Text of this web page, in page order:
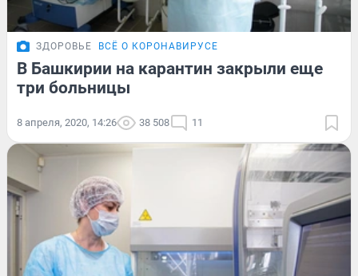
ЗДОРОВЬЕ ВСЁ О КОРОНАВИРУСЕ
В Башкирии на карантин закрыли еще
три больницы
8 апреля, 2020, 14:26 38 508 11